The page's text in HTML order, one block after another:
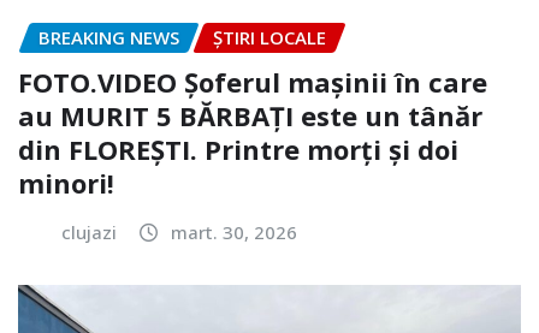
BREAKING NEWS ȘTIRI LOCALE
FOTO.VIDEO Șoferul mașinii în care
au MURIT 5 BĂRBAȚI este un tânăr
din FLOREȘTI. Printre morți și doi
minori!
clujazi mart. 30, 2026